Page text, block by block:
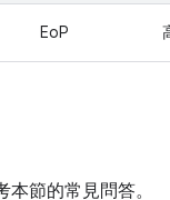
EoP
節的常見問答。